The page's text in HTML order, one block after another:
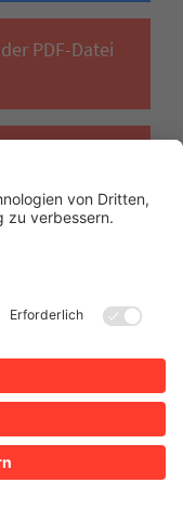
PDF-Datei
PDF-Datei